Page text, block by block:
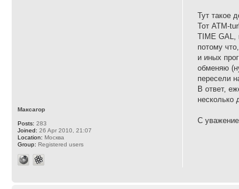
Тут такое
Тот ATM-
TIME GAL,
потому
и иных
обменяю
пересели
В ответ,
несколько
С
Максагор
Posts: 283
Joined: 26 Apr 2010, 21:07
Location: Москва
Group: Registered users